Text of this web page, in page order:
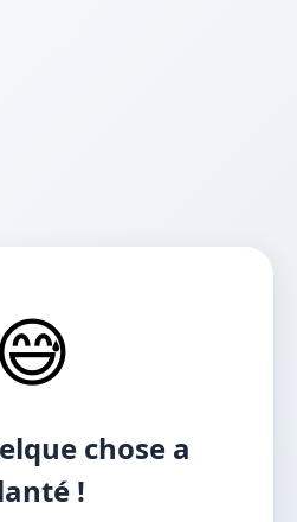
😅
chose a
!